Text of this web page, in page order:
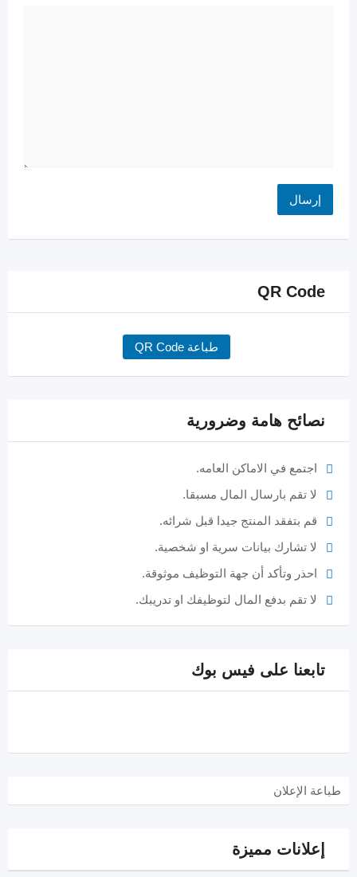
QR Code
طباعة QR Code
نصائح هامة وضرورية
اجتمع في الاماكن العامه.
لا تقم بارسال المال مسبقا.
قم بتفقد المنتج جيدا قبل شرائه.
لا تشارك بيانات سرية او شخصية.
احذر وتأكد أن جهة التوظيف موثوقة.
لا تقم بدفع المال لتوظيفك او تدريبك.
تابعنا على فيس بوك
طباعة الإعلان
إعلانات مميزة